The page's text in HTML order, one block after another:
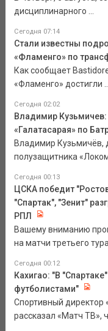
дисциплинарного ...
Сегодня 07:14
Стали известны
«Фламенго» по
Как сообщает
«Фламенго» достигли
Сегодня 02:02
Владимир
«Галатасарая» по
Владимир Кузьмичёв,
полузащитника
Сегодня 00:13
ЦСКА победит
"Спартак", "Зенит"
РПЛ
Вашему вниманию
на матчи третьего
Сегодня 00:12
Кахигао: "В
футболистами"
Спортивный директор
рассказал «Матч ТВ»,